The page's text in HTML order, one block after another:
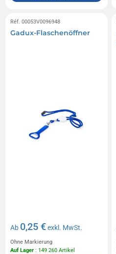
Réf. 00053V0096948
Gadux-Flaschenöffner
Ab 0,25 €exkl. MwSt.
Ohne Markierung
Auf Lager : 149 260 Artikel